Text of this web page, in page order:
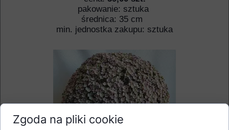
pakowanie: sztuka
średnica: 35 cm
min. jednostka zakupu: sztuka
Zgoda na pliki cookie